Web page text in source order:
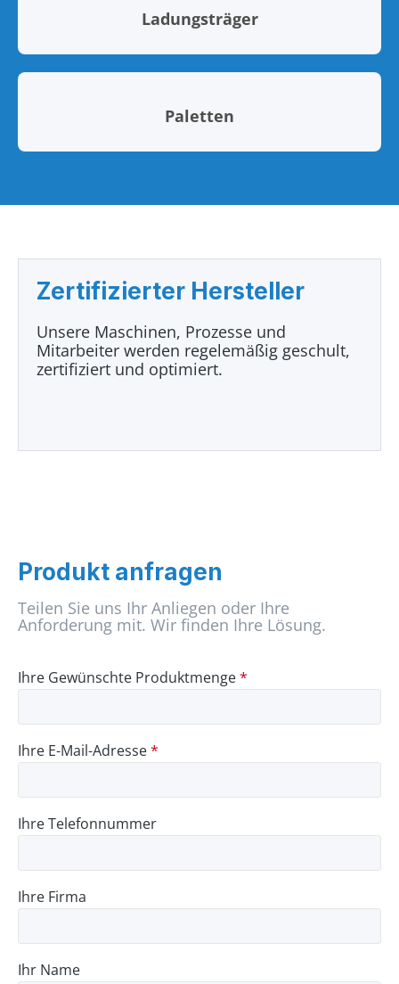
Ladungsträger
Paletten
Zertifizierter Hersteller
Unsere Maschinen, Prozesse und
Mitarbeiter werden regelemäßig geschult,
zertifiziert und optimiert.
Produkt anfragen
Teilen Sie uns Ihr Anliegen oder Ihre
Anforderung mit. Wir finden Ihre Lösung.
Ihre Gewünschte Produktmenge*
Ihre E-Mail-Adresse*
Ihre Telefonnummer
Ihre Firma
Ihr Name